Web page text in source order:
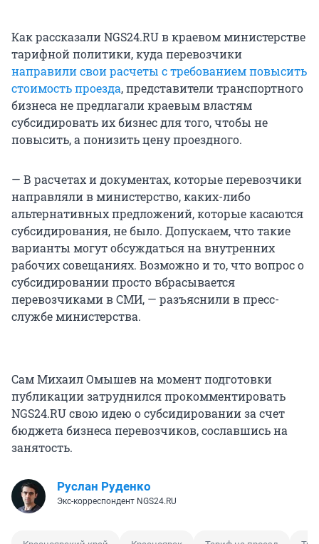
Как рассказали NGS24.RU в краевом министерстве
тарифной политики, куда перевозчики
направили свои расчеты с требованием повысить
стоимость проезда, представители транспортного
бизнеса не предлагали краевым властям
субсидировать их бизнес для того, чтобы не
повысить, а понизить цену проездного.
— В расчетах и документах, которые перевозчики
направляли в министерство, каких-либо
альтернативных предложений, которые касаются
субсидирования, не было. Допускаем, что такие
варианты могут обсуждаться на внутренних
рабочих совещаниях. Возможно и то, что вопрос о
субсидировании просто вбрасывается
перевозчиками в СМИ, — разъяснили в пресс-
службе министерства.
Сам Михаил Омышев на момент подготовки
публикации затруднился прокомментировать
NGS24.RU свою идею о субсидировании за счет
бюджета бизнеса перевозчиков, сославшись на
занятость.
Руслан Руденко
Экс-корреспондент NGS24.RU